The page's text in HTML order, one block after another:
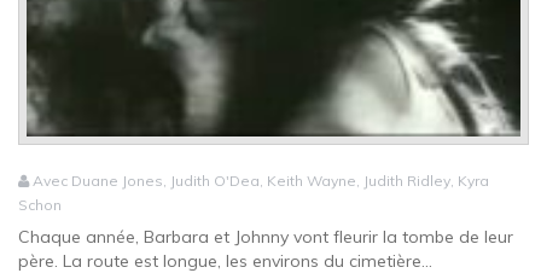
Avec Duane Jones, Judith O'Dea, Keith Wayne, Judith Ridley, Kyra
Schon
Chaque année, Barbara et Johnny vont fleurir la tombe de leur
père. La route est longue, les environs du cimetière...